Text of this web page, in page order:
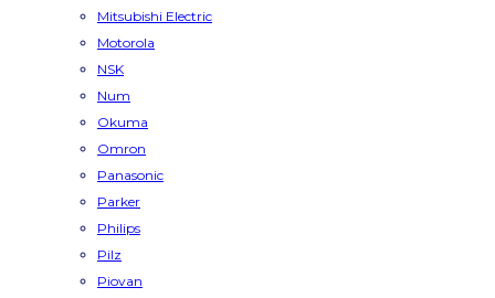
Mitsubishi Electric
Motorola
NSK
Num
Okuma
Omron
Panasonic
Parker
Philips
Pilz
Piovan